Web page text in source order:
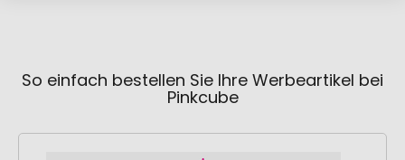
So einfach bestellen Sie Ihre Werbeartikel bei
Pinkcube